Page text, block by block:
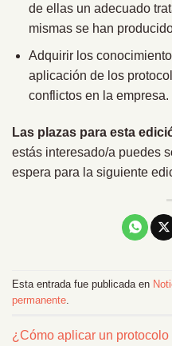
de ellas un adecuado
mismas se han
Adquirir los
aplicación de los
conflictos en la empresa.
Las plazas para esta
estás interesado/a puedes
espera para la siguiente
Esta entrada fue publicada en
permanente
¿Cómo aplicar un protocolo